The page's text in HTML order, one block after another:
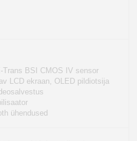
Trans BSI CMOS IV sensor
LCD ekraan, OLED pildiotsija
ühendused